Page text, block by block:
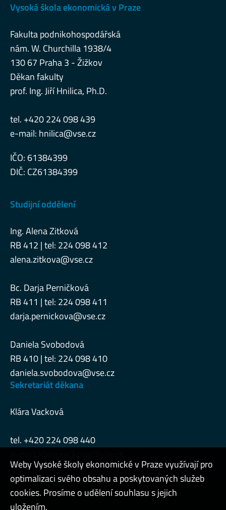
Vysoká škola ekonomická v Praze
Fakulta podnikohospodářská
nám. W. Churchilla 1938/4
130 67 Praha 3 - Žižkov
Děkan fakulty
prof. Ing. Jiří Hnilica, Ph.D.
tel. +420 224 098 439
e-mail: hnilica@vse.cz
IČO: 61384399
DIČ: CZ61384399
Studijní oddělení
Ing. Alena Zitková
RB 412 | tel: 224 098 412
alena.zitkova@vse.cz
Bc. Darja Perničková
RB 411 | tel: 224 098 411
darja.pernickova@vse.cz
Daniela Svobodová
RB 410 | tel: 224 098 410
daniela.svobodova@vse.cz
Sekretariát děkana
Klára Vacková
tel. +420 224 098 440
Admin
Weby Vysoké školy ekonomické v Praze využívají pro
optimalizaci svého obsahu a poskytovaných služeb
cookies. Prosíme o udělení souhlasu s jejich
uložením.